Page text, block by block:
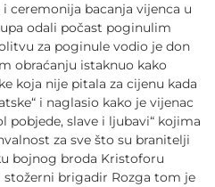
ceremonija bacanja vijenca u
odali počast poginulim
za poginule vodio je don
obraćanju istaknuo kako
koja nije pitala za cijenu kada
i naglasio kako je vijenac
pobjede, slave i ljubavi“ kojima
za sve što su branitelji
bojnog broda Kristoforu
stožerni brigadir Rozga tom je